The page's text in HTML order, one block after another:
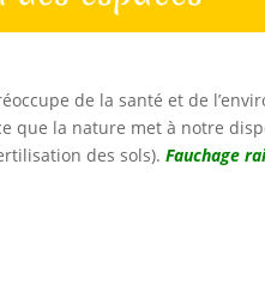
de la santé et de
que la nature met à notre
des sols).Fauchage